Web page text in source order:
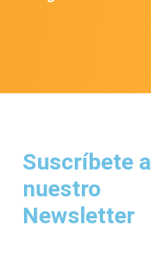
Suscríbete a
nuestro
Newsletter